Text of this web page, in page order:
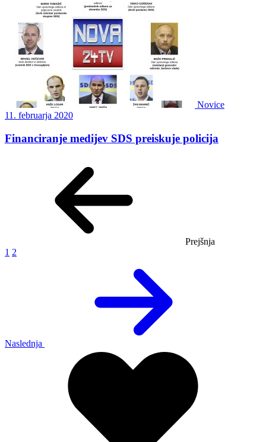
Novice
11. februarja 2020
Financiranje medijev SDS preiskuje policija
Prejšnja
1 2
Naslednja